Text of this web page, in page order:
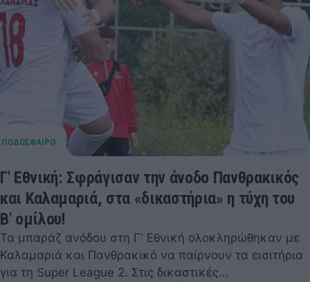
Γ' Εθνική: Σφράγισαν την άνοδο Πανθρακικός
και Καλαμαριά, στα «δικαστήρια» η τύχη του
Β' ομίλου!
Τα μπαράζ ανόδου στη Γ' Εθνική ολοκληρώθηκαν με
Καλαμαριά και Πανθρακικό να παίρνουν τα εισιτήρια
για τη Super League 2. Στις δικαστικές…